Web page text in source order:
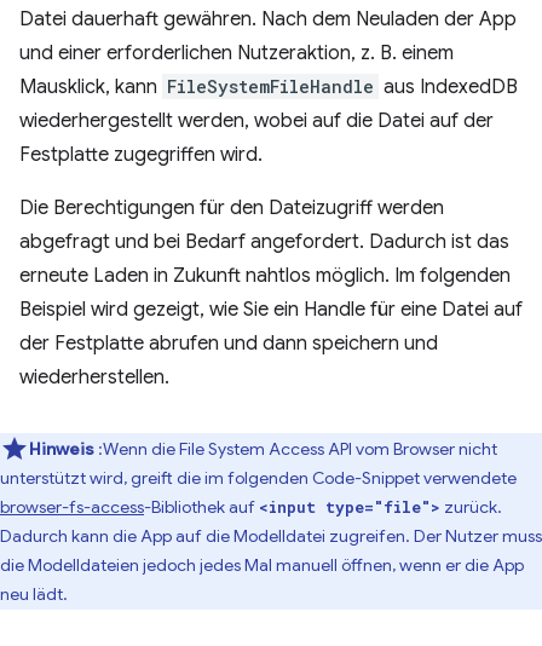
Datei dauerhaft gewähren. Nach dem Neuladen der App
und einer erforderlichen Nutzeraktion, z. B. einem
Mausklick, kann FileSystemFileHandle aus IndexedDB
wiederhergestellt werden, wobei auf die Datei auf der
Festplatte zugegriffen wird.
Die Berechtigungen für den Dateizugriff werden
abgefragt und bei Bedarf angefordert. Dadurch ist das
erneute Laden in Zukunft nahtlos möglich. Im folgenden
Beispiel wird gezeigt, wie Sie ein Handle für eine Datei auf
der Festplatte abrufen und dann speichern und
wiederherstellen.
Hinweis :Wenn die File System Access API vom Browser nicht
unterstützt wird, greift die im folgenden Code-Snippet verwendete
browser-fs-access-Bibliothek auf <input type="file"> zurück.
Dadurch kann die App auf die Modelldatei zugreifen. Der Nutzer muss
die Modelldateien jedoch jedes Mal manuell öffnen, wenn er die App
neu lädt.